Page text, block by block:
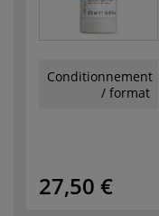
Conditionnement
/ format
27,50 €